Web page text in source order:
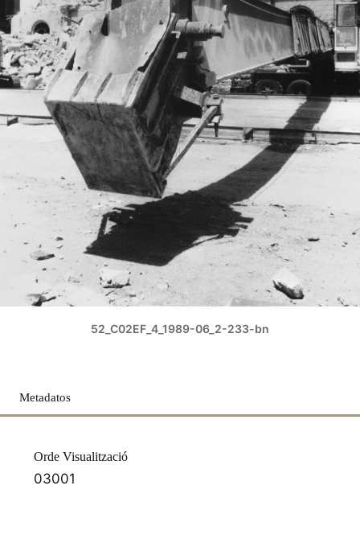
52_C02EF_4_1989-06_2-233-bn
Metadatos
Orde Visualització
03001